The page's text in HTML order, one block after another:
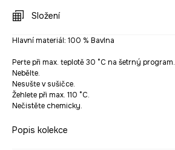
Složení
Hlavní materiál: 100 % Bavlna
Perte při max. teplotě 30 °C na šetrný program.
Nebělte.
Nesušte v sušičce.
Žehlete při max. 110 °C.
Nečistěte chemicky.
Popis kolekce